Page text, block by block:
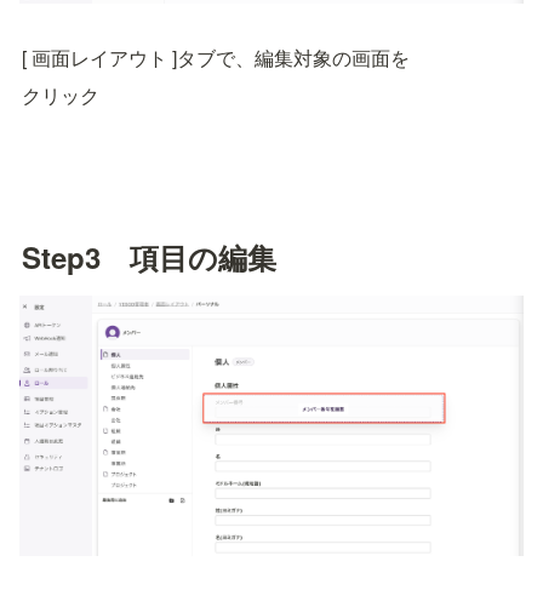
[ 画面レイアウト ]タブで、編集対象の画面を
クリック
Step3　項目の編集